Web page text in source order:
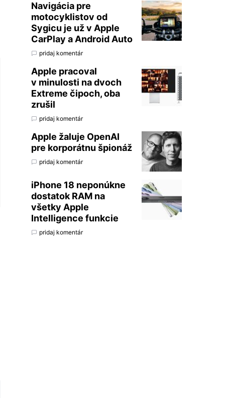
Navigácia pre
motocyklistov od
Sygicu je už v Apple
CarPlay a Android Auto
pridaj komentár
Apple pracoval
v minulosti na dvoch
Extreme čipoch, oba
zrušil
pridaj komentár
Apple žaluje OpenAI
pre korporátnu špionáž
pridaj komentár
iPhone 18 neponúkne
dostatok RAM na
všetky Apple
Intelligence funkcie
pridaj komentár